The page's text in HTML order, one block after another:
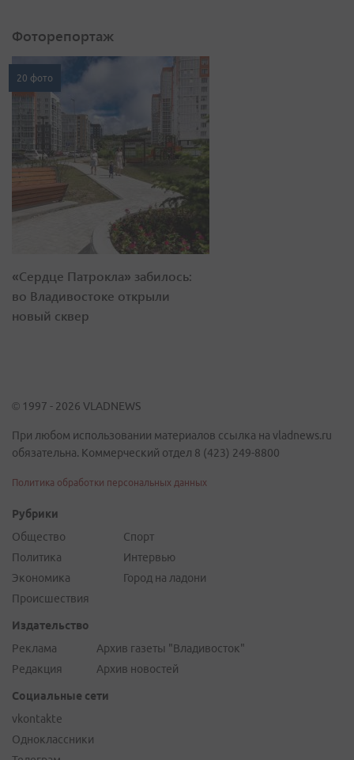
Фоторепортаж
20 фото
«Сердце Патрокла» забилось:
во Владивостоке открыли
новый сквер
© 1997 - 2026 VLADNEWS
При любом использовании материалов ссылка на vladnews.ru
обязательна. Коммерческий отдел 8 (423) 249-8800
Политика обработки персональных данных
Рубрики
Общество
Политика
Экономика
Происшествия
Спорт
Интервью
Город на ладони
Издательство
Реклама
Редакция
Архив газеты "Владивосток"
Архив новостей
Социальные сети
vkontakte
Одноклассники